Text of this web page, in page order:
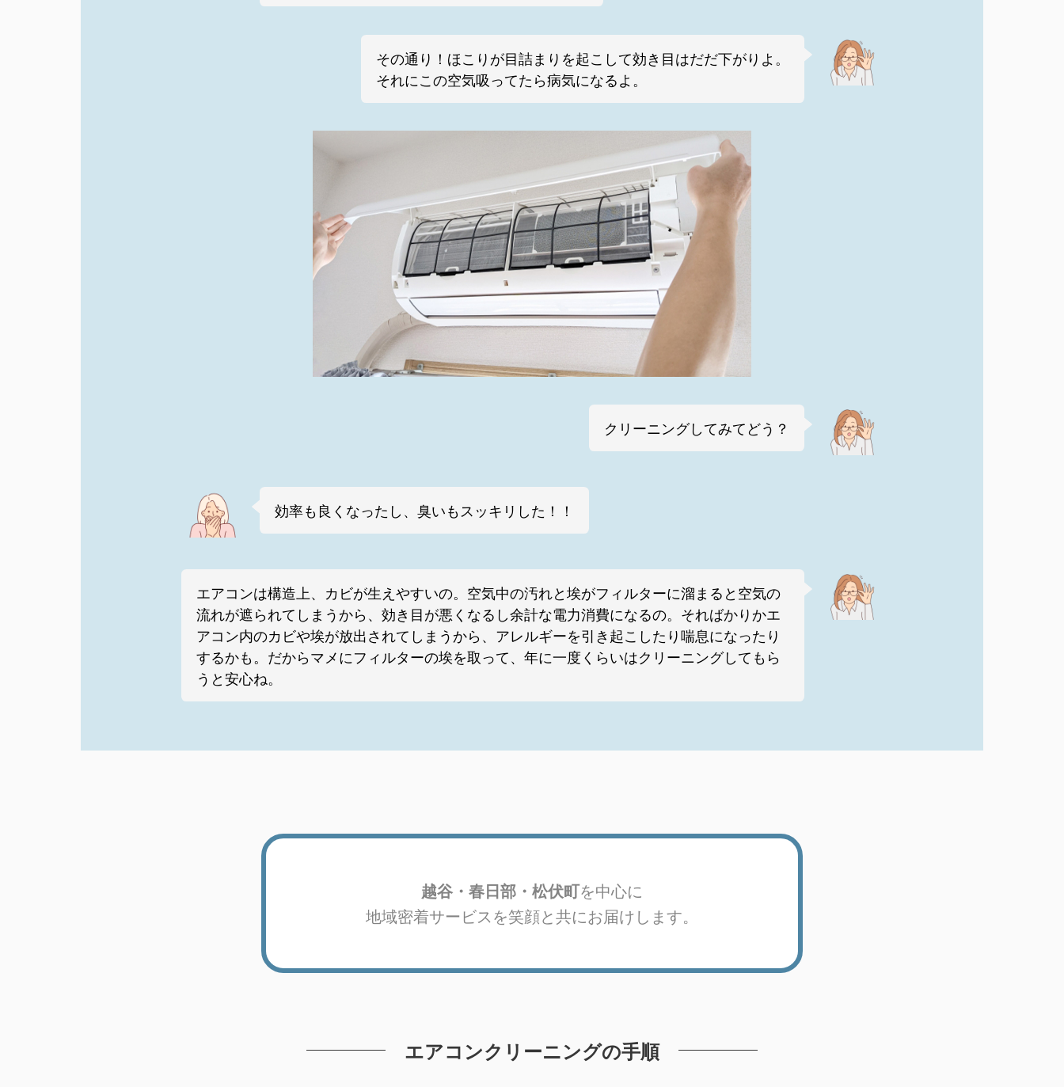
その通り！ほこりが目詰まりを起こして効き目はだだ下がりよ。
それにこの空気吸ってたら病気になるよ。
クリーニングしてみてどう？
効率も良くなったし、臭いもスッキリした！！
エアコンは構造上、カビが生えやすいの。空気中の汚れと埃がフィルターに溜まると空気の
流れが遮られてしまうから、効き目が悪くなるし余計な電力消費になるの。そればかりかエ
アコン内のカビや埃が放出されてしまうから、アレルギーを引き起こしたり喘息になったり
するかも。だからマメにフィルターの埃を取って、年に一度くらいはクリーニングしてもら
うと安心ね。
越谷・春日部・松伏町を中心に
地域密着サービスを笑顔と共にお届けします。
エアコンクリーニングの手順